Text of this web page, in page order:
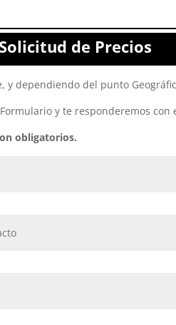
de Precios
y dependiendo del punto
y te responderemos con
obligatorios.